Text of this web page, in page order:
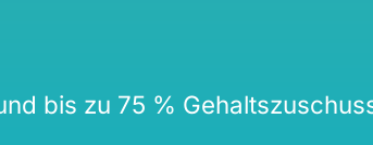
bis zu 75 %